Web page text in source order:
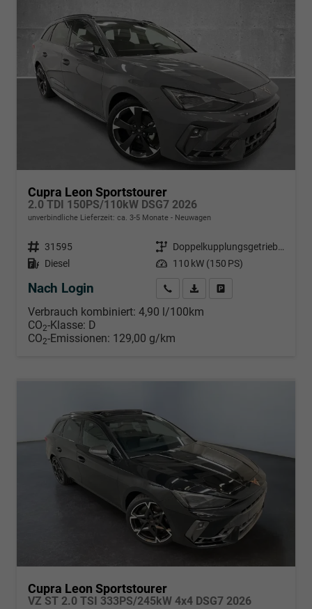
Cupra Leon Sportstourer
2.0 TDI 150PS/110kW DSG7 2026
unverbindliche Lieferzeit: ca. 3-5 Monate Neuwagen
Fahrzeugnr. 31595 Getriebe
Doppelkupplungsgetriebe (DSG)
Kraftstoff Diesel Leistung 110 kW (150 PS)
Nach Login Wir rufen Sie anPDF-Datei, Fahrzeugexposé
Verbrauch kombiniert: 4,90 l/100km
CO2-Klasse: D
CO2-Emissionen: 129,00 g/km
Cupra Leon Sportstourer
VZ ST 2.0 TSI 333PS/245kW 4x4 DSG7 2026